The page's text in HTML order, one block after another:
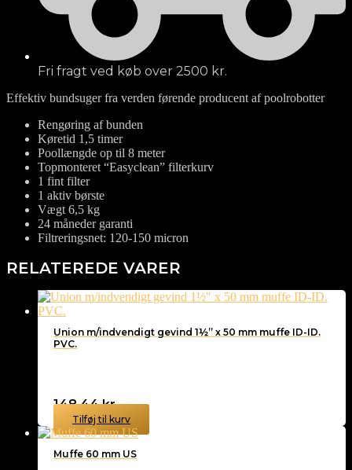
Fri fragt ved køb over 2500 kr.
Effektiv bundsuger fra verden førende producent af poolrobotter
Rengøring af bunden
Køretid 1,5 timer
Poollængde op til 8 meter
Topmonteret “Easyclean” filterkurv
1 fint filter
1 aktiv børste
Vægt 6,5 kg
24 måneder garanti
Filtreringsnet: 120-150 micron
RELATEREDE VARER
Union m/indvendigt gevind 1½” x 50 mm muffe ID-ID.
PVC.
148,44kr.
Tilføj til kurv
Muffe 60 mm US